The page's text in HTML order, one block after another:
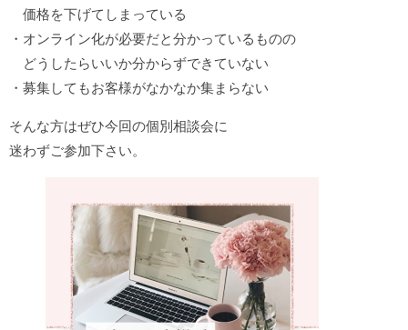
価格を下げてしまっている
・オンライン化が必要だと分かっているものの
どうしたらいいか分からずできていない
・募集してもお客様がなかなか集まらない
そんな方はぜひ今回の個別相談会に
迷わずご参加下さい。